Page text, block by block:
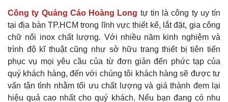
Công ty Quảng Cáo Hoàng Long tự tin là công ty uy tín
tại địa bàn TP.HCM trong lĩnh vực thiết kế, lắt đặt, gia công
chữ nổi inox chất lượng. Với nhiều năm kinh nghiệm và
trình độ kĩ thuật cũng như sở hữu trang thiết bị tiên tiến
phục vụ mọi yêu cầu của từ đơn giản đến phức tạp của
quý khách hàng, đến với chúng tôi khách hàng sẽ được tư
vấn tận tình nhằm tối ưu chất lượng và giá thành đem lại
hiệu quả cao nhất cho quý khách. Nếu bạn đang có nhu